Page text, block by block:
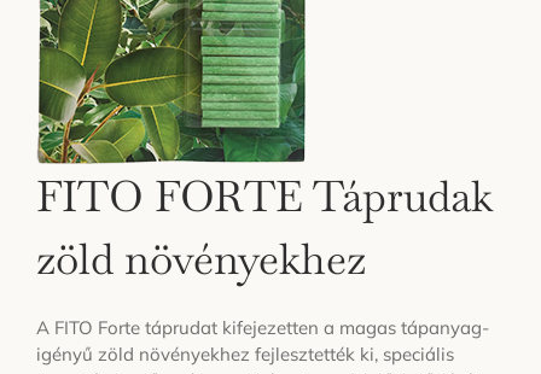
FITO FORTE Táprudak
zöld növényekhez
A FITO Forte táprudat kifejezetten a magas tápanyag-
igényű zöld növényekhez fejlesztették ki, speciális